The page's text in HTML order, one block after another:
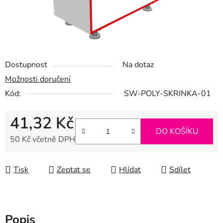
Dostupnost
Na dotaz
Možnosti doručení
Kód:
SW-POLY-SKRINKA-01
41,32 Kč
50 Kč včetně DPH
DO KOŠÍKU
Tisk Zeptat se Hlídat Sdílet
Popis